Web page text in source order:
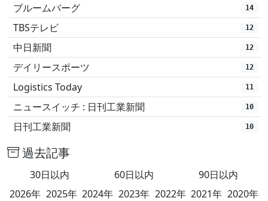
ブルームバーグ 14
TBSテレビ 12
中日新聞 12
デイリースポーツ 12
Logistics Today 11
ニュースイッチ : 日刊工業新聞 10
日刊工業新聞 10
過去記事
30日以内 60日以内
90日以内
2026年 2025年 2024年 2023年 2022年 2021年 2020年